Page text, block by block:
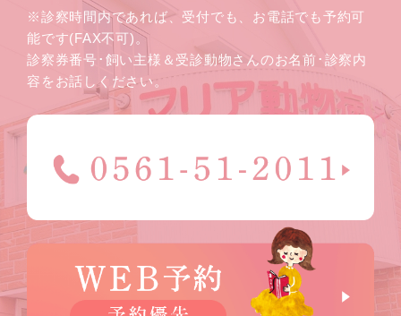
※診察時間内であれば、受付でも、お電話でも予約可
能です(FAX不可)。
診察券番号･飼い主様＆受診動物さんのお名前･診察内
容をお話しください。